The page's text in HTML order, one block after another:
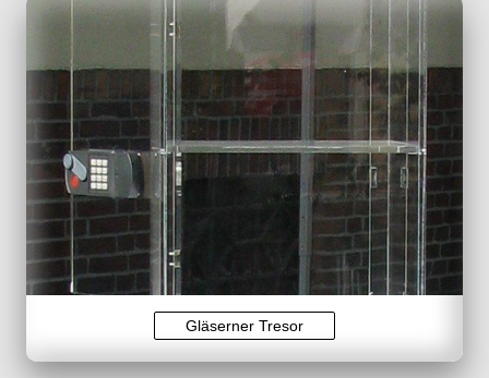
Gläserner Tresor